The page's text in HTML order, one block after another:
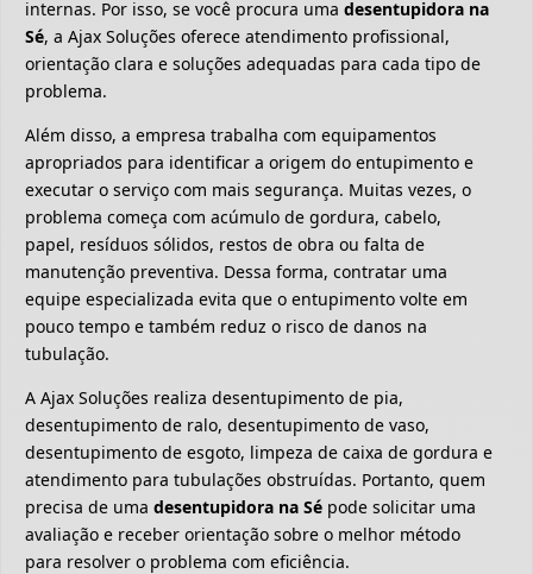
internas. Por isso, se você procura uma desentupidora na
Sé, a Ajax Soluções oferece atendimento profissional,
orientação clara e soluções adequadas para cada tipo de
problema.
Além disso, a empresa trabalha com equipamentos
apropriados para identificar a origem do entupimento e
executar o serviço com mais segurança. Muitas vezes, o
problema começa com acúmulo de gordura, cabelo,
papel, resíduos sólidos, restos de obra ou falta de
manutenção preventiva. Dessa forma, contratar uma
equipe especializada evita que o entupimento volte em
pouco tempo e também reduz o risco de danos na
tubulação.
A Ajax Soluções realiza desentupimento de pia,
desentupimento de ralo, desentupimento de vaso,
desentupimento de esgoto, limpeza de caixa de gordura e
atendimento para tubulações obstruídas. Portanto, quem
precisa de uma desentupidora na Sé pode solicitar uma
avaliação e receber orientação sobre o melhor método
para resolver o problema com eficiência.